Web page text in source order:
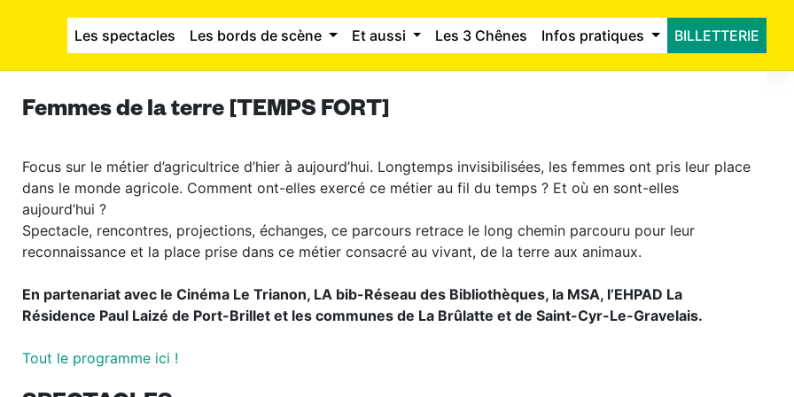
Les spectacles Les bords de scène Et aussi Les 3 Chênes Infos pratiques BILLETTERIE
Femmes de la terre [TEMPS FORT]
Focus sur le métier d’agricultrice d’hier à aujourd’hui. Longtemps invisibilisées, les femmes ont pris leur place
dans le monde agricole. Comment ont-elles exercé ce métier au fil du temps ? Et où en sont-elles
aujourd’hui ?
Spectacle, rencontres, projections, échanges, ce parcours retrace le long chemin parcouru pour leur
reconnaissance et la place prise dans ce métier consacré au vivant, de la terre aux animaux.
En partenariat avec le Cinéma Le Trianon, LA bib-Réseau des Bibliothèques, la MSA, l’EHPAD La
Résidence Paul Laizé de Port-Brillet et les communes de La Brûlatte et de Saint-Cyr-Le-Gravelais.
Tout le programme ici !